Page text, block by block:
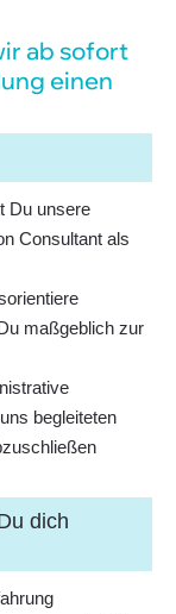
ab sofort
einen
Du unsere
Consultant als
maßgeblich zur
begleiteten
dich